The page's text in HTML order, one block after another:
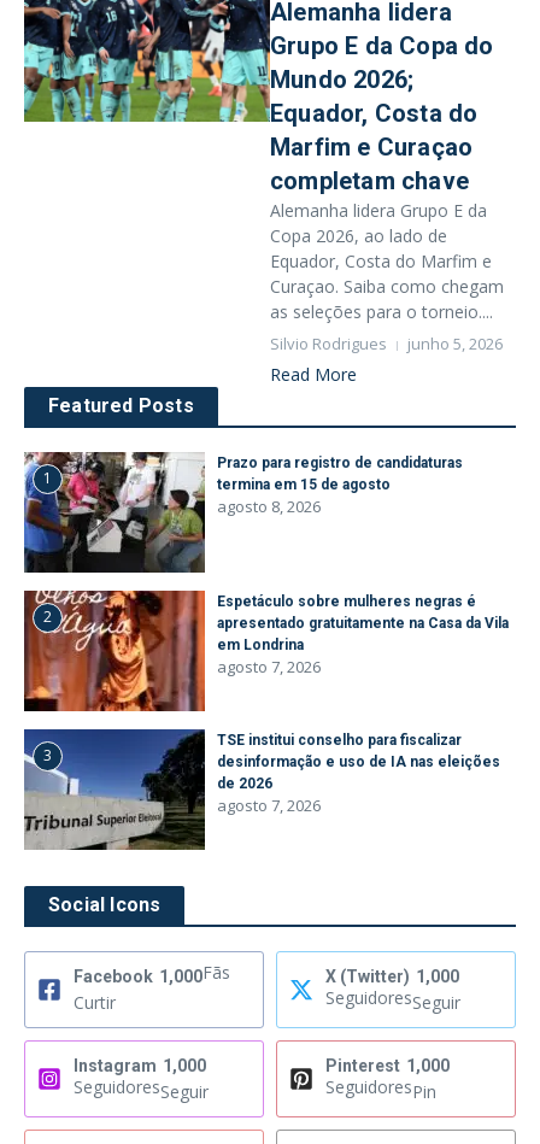
Alemanha lidera
Grupo E da Copa do
Mundo 2026;
Equador, Costa do
Marfim e Curaçao
completam chave
Alemanha lidera Grupo E da
Copa 2026, ao lado de
Equador, Costa do Marfim e
Curaçao. Saiba como chegam
as seleções para o torneio....
Silvio Rodrigues junho 5, 2026
Read More
Featured Posts
1
Prazo para registro de candidaturas
termina em 15 de agosto
agosto 8, 2026
2
Espetáculo sobre mulheres negras é
apresentado gratuitamente na Casa da Vila
em Londrina
agosto 7, 2026
3
TSE institui conselho para fiscalizar
desinformação e uso de IA nas eleições
de 2026
agosto 7, 2026
Social Icons
Facebook 1,000Fãs
Curtir
X (Twitter) 1,000
SeguidoresSeguir
Instagram 1,000
SeguidoresSeguir
Pinterest 1,000
SeguidoresPin